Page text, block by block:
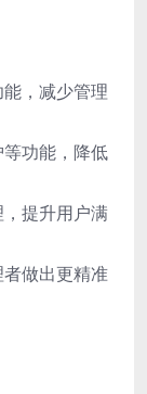
，减少管理
功能，降低
提升用户满
做出更精准